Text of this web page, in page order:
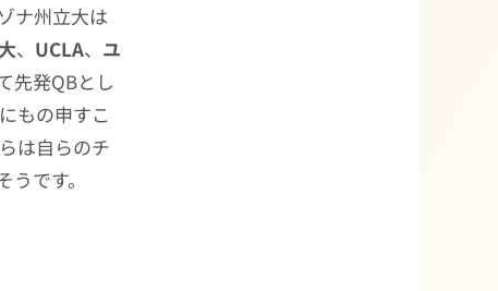
ナ州立大は
、 UCLA、 ユ
先発QBとし
もの申すこ
は自らのチ
です。